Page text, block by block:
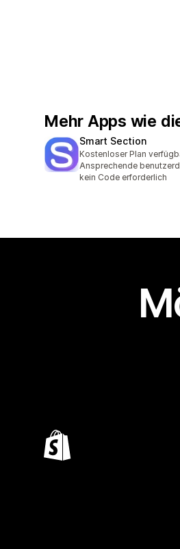
Mehr Apps wie
Smart Section
Kostenloser Plan
Ansprechende
kein Code erforderlich